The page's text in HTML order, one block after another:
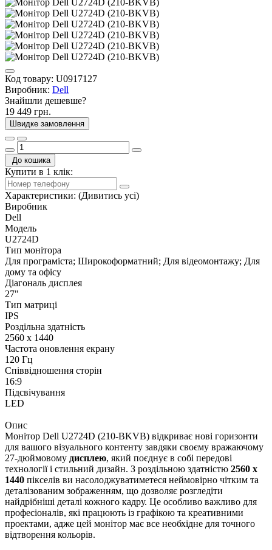
Код товару: U0917127
Виробник: Dell
Знайшли дешевше?
19 449 грн.
Швидке замовлення
До кошика
Купити в 1 клік:
Характеристики: (Дивитись усі)
Виробник
Dell
Модель
U2724D
Тип монітора
Для програміста; Широкоформатний; Для відеомонтажу; Для
дому та офісу
Діагональ дисплея
27"
Тип матриці
IPS
Роздільна здатність
2560 x 1440
Частота оновлення екрану
120 Гц
Співвідношення сторін
16:9
Підсвічування
LED
Опис
Монітор Dell U2724D (210-BKVB) відкриває нові горизонти
для вашого візуального контенту завдяки своєму вражаючому
27-дюймовому дисплею, який поєднує в собі передові
технології і стильний дизайн. З роздільною здатністю 2560 x
1440 пікселів ви насолоджуватиметеся неймовірно чітким та
деталізованим зображенням, що дозволяє розгледіти
найдрібніші деталі кожного кадру. Це особливо важливо для
професіоналів, які працюють із графікою та креативними
проектами, адже цей монітор має все необхідне для точного
відтворення кольорів.